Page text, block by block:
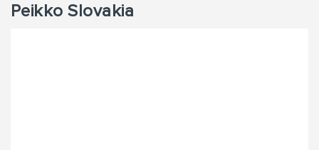
Peikko Slovakia